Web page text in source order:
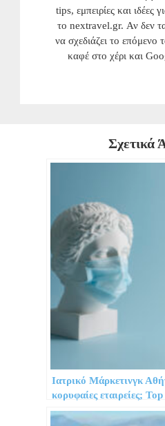
tips, εμπειρίες και ιδέες
το nextravel.gr. Αν δεν
να σχεδιάζει το
καφέ στο χέρι και
Σχετικά
Ιατρικό Μάρκετινγκ
κορυφαίες εταιρείες; Top